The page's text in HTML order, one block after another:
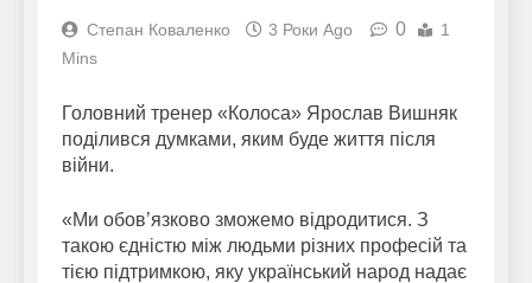
Степан Коваленко 3 Роки Ago 0
1
Mins
Головний тренер «Колоса» Ярослав Вишняк
поділився думками, яким буде життя після
війни.
«Ми обов’язково зможемо відродитися. З
такою єдністю між людьми різних професій та
тією підтримкою, яку український народ надає